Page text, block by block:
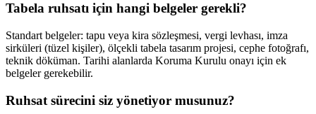
Tabela ruhsatı için hangi belgeler gerekli?
Standart belgeler: tapu veya kira sözleşmesi, vergi levhası, imza
sirküleri (tüzel kişiler), ölçekli tabela tasarım projesi, cephe fotoğrafı,
teknik döküman. Tarihi alanlarda Koruma Kurulu onayı için ek
belgeler gerekebilir.
Ruhsat sürecini siz yönetiyor musunuz?